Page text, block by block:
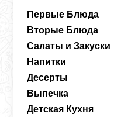
Первые Блюда
Вторые Блюда
Салаты и Закуски
Напитки
Десерты
Выпечка
Детская Кухня